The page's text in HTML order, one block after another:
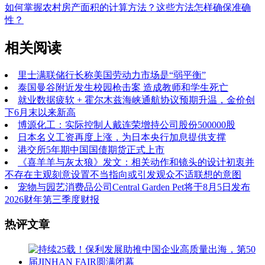
如何掌握农村房产面积的计算方法？这些方法怎样确保准确
性？
相关阅读
里士满联储行长称美国劳动力市场是“弱平衡”
泰国曼谷附近发生校园枪击案 造成教师和学生死亡
就业数据疲软 + 霍尔木兹海峡通航协议预期升温，金价创
下6月末以来新高
博源化工：实际控制人戴连荣增持公司股份500000股
日本名义工资再度上涨，为日本央行加息提供支撑
港交所5年期中国国债期货正式上市
《喜羊羊与灰太狼》发文：相关动作和镜头的设计初衷并
不存在主观刻意设置不当指向或引发观众不适联想的意图
宠物与园艺消费品公司Central Garden Pet将于8月5日发布
2026财年第三季度财报
热评文章